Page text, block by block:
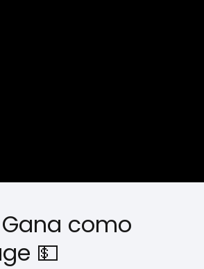
Gana como
💵